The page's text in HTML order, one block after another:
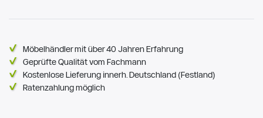
Möbelhändler mit über 40 Jahren Erfahrung
Geprüfte Qualität vom Fachmann
Kostenlose Lieferung innerh. Deutschland (Festland)
Ratenzahlung möglich